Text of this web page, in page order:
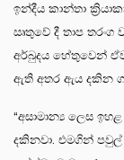
ඉන්දීය කාන්තා
ඍතුවේ දී තාප තරංග
අර්බුදය හේතුවෙන්
ඇති අතර ඇය දකින
“අසාමාන්‍ය ලෙස
දකිනවා. එමගින්